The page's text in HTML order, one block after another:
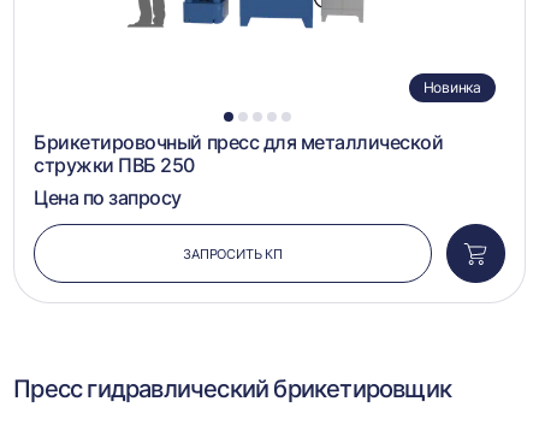
1 2 3 4 5
Новинка
Брикетировочный пресс для металлической
стружки ПВБ 250
Цена по запросу
ЗАПРОСИТЬ КП
в
Пресс гидравлический брикетировщик